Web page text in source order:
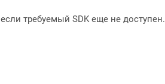
требуемый SDK еще не доступен.